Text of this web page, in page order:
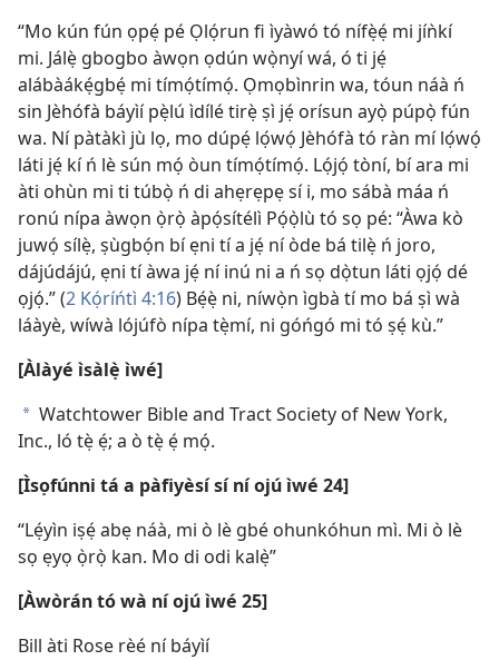
“Mo kún fún ọpẹ́ pé Ọlọ́run fi ìyàwó tó nífẹ̀ẹ́ mi jíǹkí
mi. Jálẹ̀ gbogbo àwọn ọdún wọ̀nyí wá, ó ti jẹ́
alábàákẹ́gbẹ́ mi tímọ́tímọ́. Ọmọbìnrin wa, tóun náà ń
sin Jèhófà báyìí pẹ̀lú ìdílé tirẹ̀ ṣì jẹ́ orísun ayọ̀ púpọ̀ fún
wa. Ní pàtàkì jù lọ, mo dúpẹ́ lọ́wọ́ Jèhófà tó ràn mí lọ́wọ́
láti jẹ́ kí ń lè sún mọ́ òun tímọ́tímọ́. Lọ́jọ́ tòní, bí ara mi
àti ohùn mi ti túbọ̀ ń di ahẹrẹpẹ sí i, mo sábà máa ń
ronú nípa àwọn ọ̀rọ̀ àpọ́sítélì Pọ́ọ̀lù tó sọ pé: “Àwa kò
juwọ́ sílẹ̀, ṣùgbọ́n bí ẹni tí a jẹ́ ní òde bá tilẹ̀ ń joro,
dájúdájú, ẹni tí àwa jẹ́ ní inú ni a ń sọ dọ̀tun láti ọjọ́ dé
ọjọ́.” (2 Kọ́ríńtì 4:16) Bẹ́ẹ̀ ni, níwọ̀n ìgbà tí mo bá ṣì wà
láàyè, wíwà lójúfò nípa tẹ̀mí, ni góńgó mi tó ṣẹ́ kù.”
[Àlàyé ìsàlẹ̀ ìwé]
a Watchtower Bible and Tract Society of New York,
Inc., ló tẹ̀ ẹ́; a ò tẹ̀ ẹ́ mọ́.
[Ìsọfúnni tá a pàfiyèsí sí ní ojú ìwé 24]
“Lẹ́yìn iṣẹ́ abẹ náà, mi ò lè gbé ohunkóhun mì. Mi ò lè
sọ ẹyọ ọ̀rọ̀ kan. Mo di odi kalẹ̀”
[Àwòrán tó wà ní ojú ìwé 25]
Bill àti Rose rèé ní báyìí